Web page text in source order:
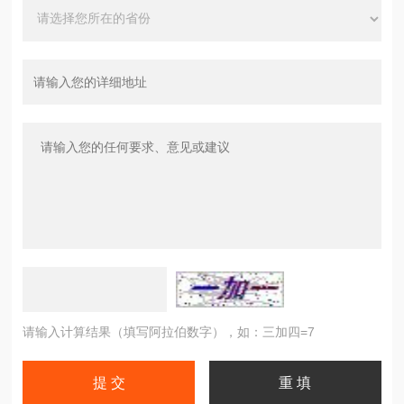
请输入计算结果（填写阿拉伯数字），如：三加四=7